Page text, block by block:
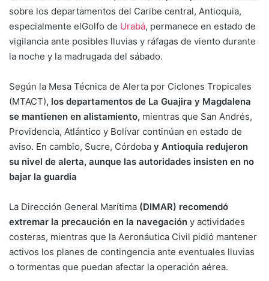
sobre los departamentos del Caribe central, Antioquia,
especialmente elGolfo de Urabá, permanece en estado de
vigilancia ante posibles lluvias y ráfagas de viento durante
la noche y la madrugada del sábado.
Según la Mesa Técnica de Alerta por Ciclones Tropicales
(MTACT), los departamentos de La Guajira y Magdalena
se mantienen en alistamiento, mientras que San Andrés,
Providencia, Atlántico y Bolívar continúan en estado de
aviso. En cambio, Sucre, Córdoba y Antioquia redujeron
su nivel de alerta, aunque las autoridades insisten en no
bajar la guardia
La Dirección General Marítima (DIMAR) recomendó
extremar la precaución en la navegación y actividades
costeras, mientras que la Aeronáutica Civil pidió mantener
activos los planes de contingencia ante eventuales lluvias
o tormentas que puedan afectar la operación aérea.